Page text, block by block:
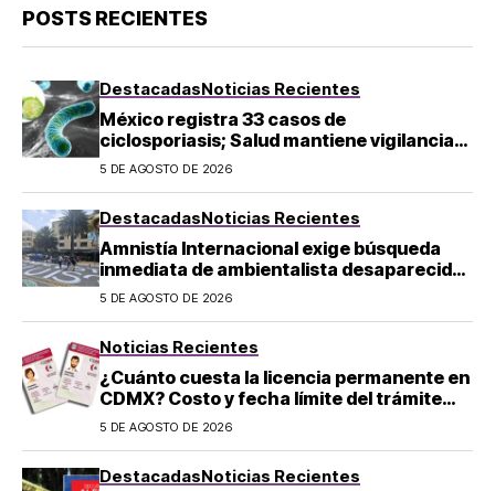
POSTS RECIENTES
DestacadasNoticias Recientes
México registra 33 casos de
ciclosporiasis; Salud mantiene vigilancia
epidemiológica
5 DE AGOSTO DE 2026
DestacadasNoticias Recientes
Amnistía Internacional exige búsqueda
inmediata de ambientalista desaparecido
en Michoacán
5 DE AGOSTO DE 2026
Noticias Recientes
¿Cuánto cuesta la licencia permanente en
CDMX? Costo y fecha límite del trámite
2026
5 DE AGOSTO DE 2026
DestacadasNoticias Recientes